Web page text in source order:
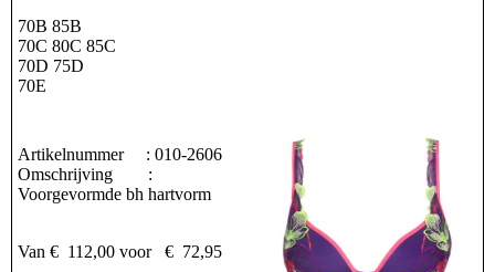
70B 85B
70C 80C 85C
70D 75D
70E
Artikelnummer : 010-2606
Omschrijving :
Voorgevormde bh hartvorm
Van € 112,00 voor € 72,95